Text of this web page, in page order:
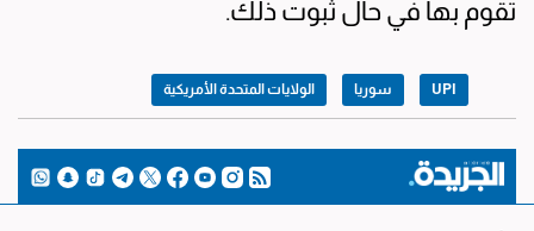
تقوم بها في حال ثبوت ذلك.
UPI سوريا الولايات المتحدة الأمريكية